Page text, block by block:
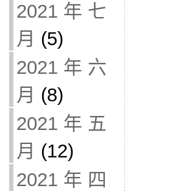
2021 年 七
月 (5)
2021 年 六
月 (8)
2021 年 五
月 (12)
2021 年 四